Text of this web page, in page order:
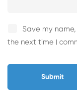
Save my
the next time I